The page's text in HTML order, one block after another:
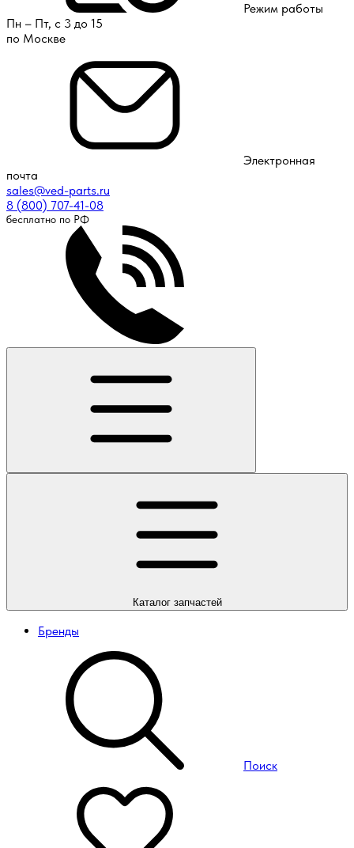
Режим работы
Пн – Пт, с 3 до 15
по Москве
Электронная
почта
sales@ved-parts.ru
8 (800) 707-41-08
бесплатно по РФ
Каталогзапчастей
Бренды
Поиск